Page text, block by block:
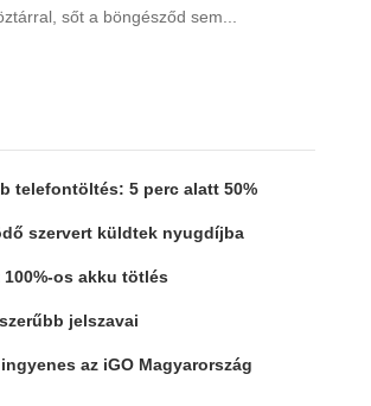
sőt a böngésződ sem...
telefontöltés: 5 perc alatt 50%
szervert küldtek nyugdíjba
os akku tötlés
jelszavai
az iGO Magyarország